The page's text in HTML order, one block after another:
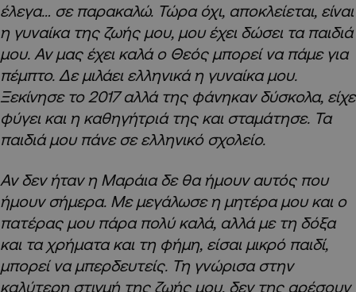
έλεγα… σε παρακαλώ. Τώρα όχι, αποκλείεται, είναι
η γυναίκα της ζωής μου, μου έχει δώσει τα παιδιά
μου. Αν μας έχει καλά ο Θεός μπορεί να πάμε για
πέμπτο. Δε μιλάει ελληνικά η γυναίκα μου.
Ξεκίνησε το 2017 αλλά της φάνηκαν δύσκολα, είχε
φύγει και η καθηγήτριά της και σταμάτησε. Τα
παιδιά μου πάνε σε ελληνικό σχολείο.
Αν δεν ήταν η Μαράια δε θα ήμουν αυτός που
ήμουν σήμερα. Με μεγάλωσε η μητέρα μου και ο
πατέρας μου πάρα πολύ καλά, αλλά με τη δόξα
και τα χρήματα και τη φήμη, είσαι μικρό παιδί,
μπορεί να μπερδευτείς. Τη γνώρισα στην
καλύτερη στιγμή της ζωής μου, δεν της αρέσουν